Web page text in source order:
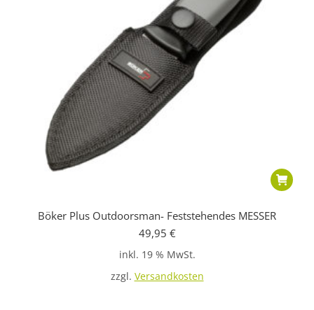
Böker Plus Outdoorsman- Feststehendes MESSER
49,95 €
inkl. 19 % MwSt.
zzgl. Versandkosten